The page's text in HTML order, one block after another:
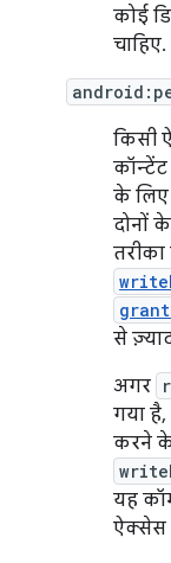
कोई
चाहिए.
किसी
के लिए
दोनों
तरीका
से
अगर
गया है,
करने के
यह
ऐक्सेस